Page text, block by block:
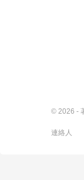
© 2026 -
連絡人